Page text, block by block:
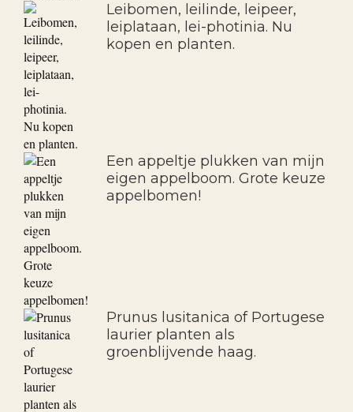
Leibomen, leilinde, leipeer,
leiplataan, lei-photinia. Nu
kopen en planten.
Een appeltje plukken van mijn
eigen appelboom. Grote keuze
appelbomen!
Prunus lusitanica of Portugese
laurier planten als
groenblijvende haag.